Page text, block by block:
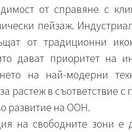
от справяне с
пейзаж.
от традиционни
дават приоритет на
на най-модерни
растеж в съответствие с
развитие на ООН.
на свободните зони е